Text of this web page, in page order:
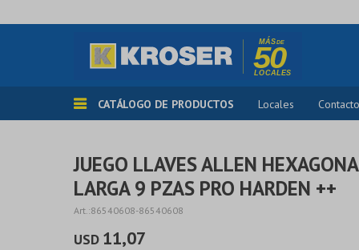
CATÁLOGO DE PRODUCTOS Locales Contacto
JUEGO LLAVES ALLEN
LARGA 9 PZAS PRO HARDEN ++
86540608-86540608
USD 11,07